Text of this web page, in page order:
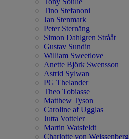
Tino Stefanoni
Jan Stenmark
Peter Sternäng
Simon Dahlgren Strååt
Gustav Sundin
William Sweetlove
Anette Björk Swensson
Astrid Sylwan
PG Thelander
Theo Tobiasse
Matthew Tyson
Caroline af Ugglas
Jutta Votteler
Martin Watsfeldt
Charlotte von Weissenberg